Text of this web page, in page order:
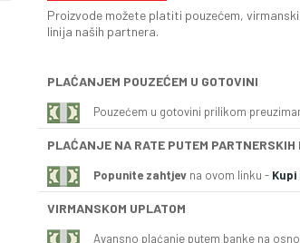
Proizvode možete platiti pouzećem,
linija naših partnera.
PLAĆANJEM POUZEĆEM U GOTOVINI
Pouzećem u gotovini prilikom
PLAĆANJE NA RATE PUTEM PARTNERSKIH
Popunite zahtjev na ovom linku - Kupi
VIRMANSKOM UPLATOM
Avansno plaćanje putem banke na